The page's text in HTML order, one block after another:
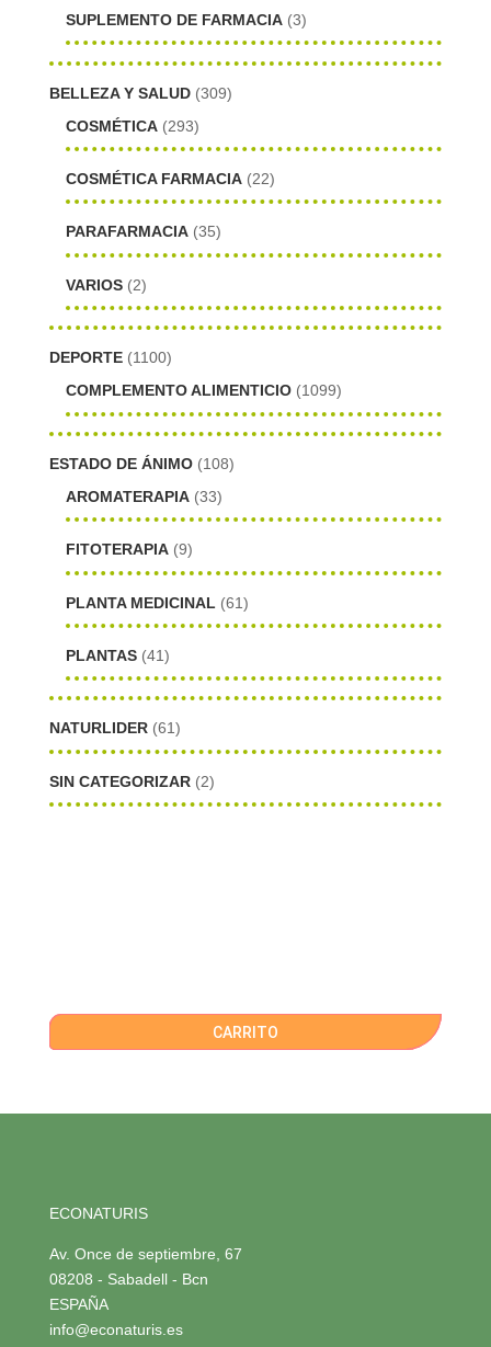
SUPLEMENTO DE FARMACIA (3)
BELLEZA Y SALUD (309)
COSMÉTICA (293)
COSMÉTICA FARMACIA (22)
PARAFARMACIA (35)
VARIOS (2)
DEPORTE (1100)
COMPLEMENTO ALIMENTICIO (1099)
ESTADO DE ÁNIMO (108)
AROMATERAPIA (33)
FITOTERAPIA (9)
PLANTA MEDICINAL (61)
PLANTAS (41)
NATURLIDER (61)
SIN CATEGORIZAR (2)
CARRITO
ECONATURIS
Av. Once de septiembre, 67
08208 - Sabadell - Bcn
ESPAÑA
info@econaturis.es